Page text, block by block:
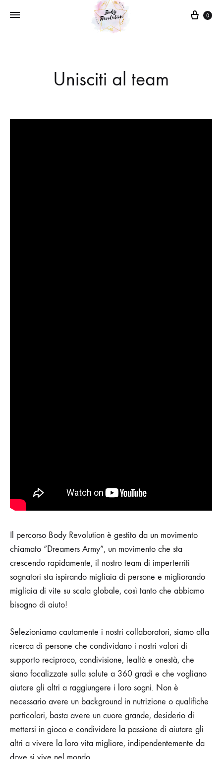
Cart
0
Unisciti al team
Il percorso Body Revolution è gestito da un movimento
chiamato “Dreamers Army”, un movimento che sta
crescendo rapidamente, il nostro team di imperterriti
sognatori sta ispirando migliaia di persone e migliorando
migliaia di vite su scala globale, così tanto che abbiamo
bisogno di aiuto!
Selezioniamo cautamente i nostri collaboratori, siamo alla
ricerca di persone che condividano i nostri valori di
supporto reciproco, condivisione, lealtà e onestà, che
siano focalizzate sulla salute a 360 gradi e che vogliano
aiutare gli altri a raggiungere i loro sogni. Non è
necessario avere un background in nutrizione o qualifiche
particolari, basta avere un cuore grande, desiderio di
mettersi in gioco e condividere la passione di aiutare gli
altri a vivere la loro vita migliore, indipendentemente da